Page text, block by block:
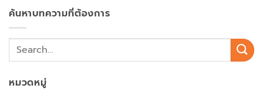
ค้นหาบทความที่ต้องการ
หมวดหมู่